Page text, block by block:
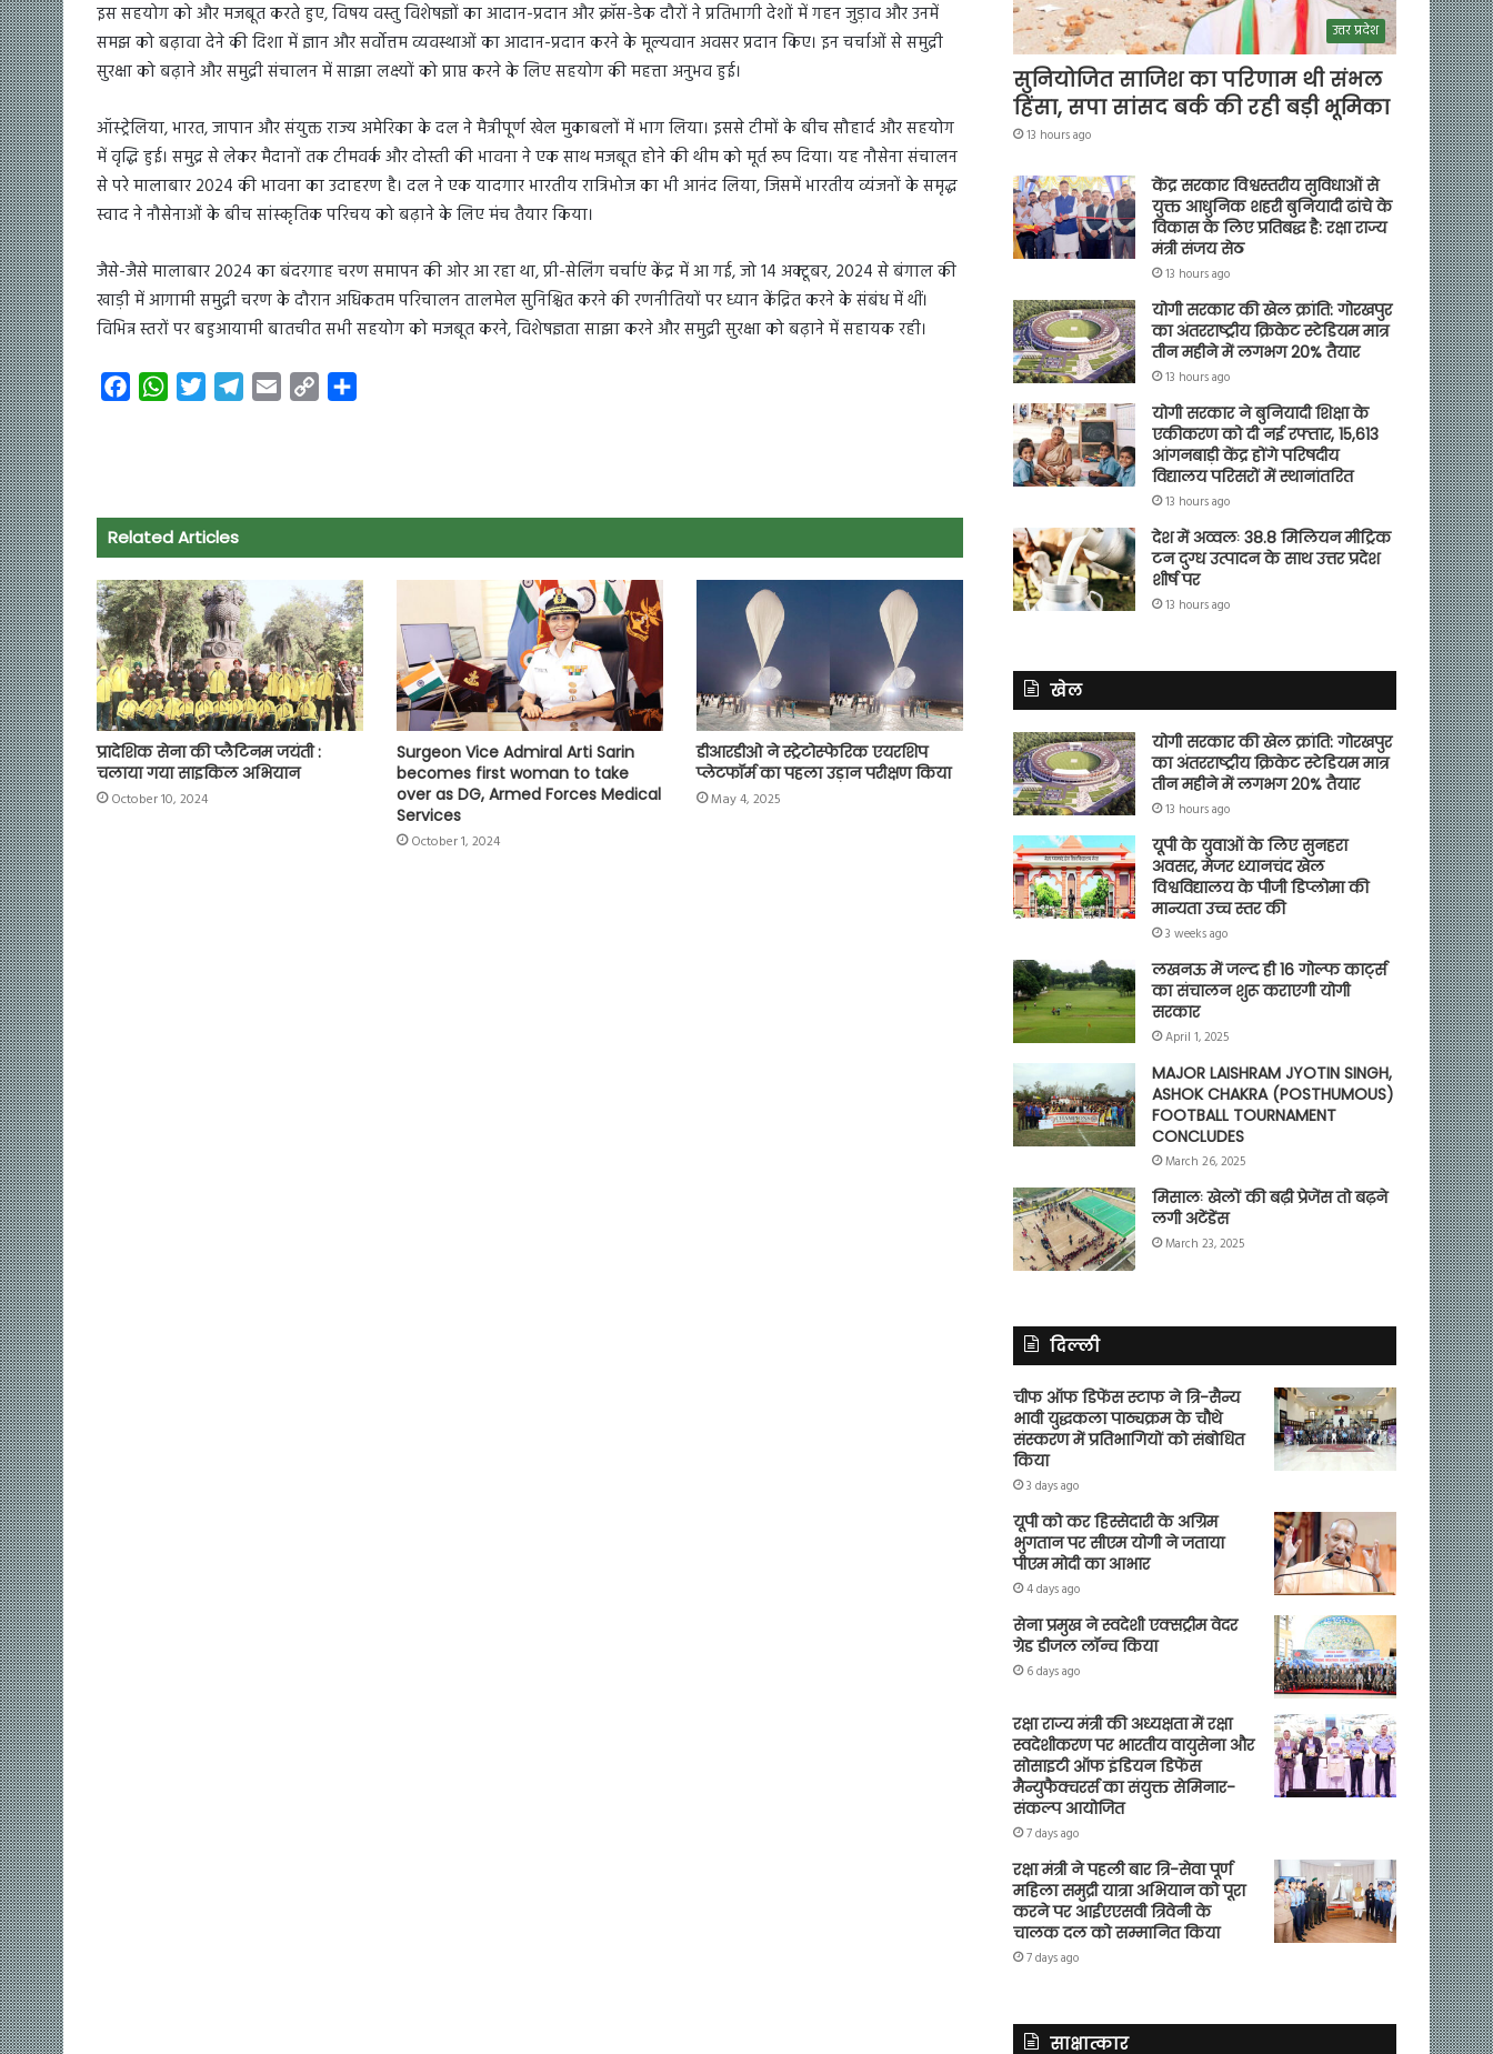
इस सहयोग को और मजबूत करते हुए, विषय वस्तु विशेषज्ञों का आदान-प्रदान और क्रॉस-डेक दौरों ने प्रतिभागी देशों में गहन जुड़ाव और उनमें
समझ को बढ़ावा देने की दिशा में ज्ञान और सर्वोत्तम व्यवस्थाओं का आदान-प्रदान करने के मूल्यवान अवसर प्रदान किए। इन चर्चाओं से समुद्री
सुरक्षा को बढ़ाने और समुद्री संचालन में साझा लक्ष्यों को प्राप्त करने के लिए सहयोग की महत्ता अनुभव हुई।
ऑस्ट्रेलिया, भारत, जापान और संयुक्त राज्य अमेरिका के दल ने मैत्रीपूर्ण खेल मुकाबलों में भाग लिया। इससे टीमों के बीच सौहार्द और सहयोग
में वृद्धि हुई। समुद्र से लेकर मैदानों तक टीमवर्क और दोस्ती की भावना ने एक साथ मजबूत होने की थीम को मूर्त रूप दिया। यह नौसेना संचालन
से परे मालाबार 2024 की भावना का उदाहरण है। दल ने एक यादगार भारतीय रात्रिभोज का भी आनंद लिया, जिसमें भारतीय व्यंजनों के समृद्ध
स्वाद ने नौसेनाओं के बीच सांस्कृतिक परिचय को बढ़ाने के लिए मंच तैयार किया।
जैसे-जैसे मालाबार 2024 का बंदरगाह चरण समापन की ओर आ रहा था, प्री-सेलिंग चर्चाएं केंद्र में आ गई, जो 14 अक्टूबर, 2024 से बंगाल की
खाड़ी में आगामी समुद्री चरण के दौरान अधिकतम परिचालन तालमेल सुनिश्चित करने की रणनीतियों पर ध्यान केंद्रित करने के संबंध में थीं।
विभिन्न स्तरों पर बहुआयामी बातचीत सभी सहयोग को मजबूत करने, विशेषज्ञता साझा करने और समुद्री सुरक्षा को बढ़ाने में सहायक रही।
o
o
k
W
A
p
p
e
r
a
m
n
k
Related Articles
प्रादेशिक सेना की प्लैटिनम जयंती :
चलाया गया साइकिल अभियान
October 10, 2024
Surgeon Vice Admiral Arti Sarin
becomes first woman to take
over as DG, Armed Forces Medical
Services
October 1, 2024
डीआरडीओ ने स्ट्रेटोस्फेरिक एयरशिप
प्लेटफॉर्म का पहला उड़ान परीक्षण किया
May 4, 2025
उत्तर प्रदेश
सुनियोजित साजिश का परिणाम थी संभल
हिंसा, सपा सांसद बर्क की रही बड़ी भूमिका
13 hours ago
केंद्र सरकार विश्वस्तरीय सुविधाओं से
युक्त आधुनिक शहरी बुनियादी ढांचे के
विकास के लिए प्रतिबद्ध है: रक्षा राज्य
मंत्री संजय सेठ
13 hours ago
योगी सरकार की खेल क्रांति: गोरखपुर
का अंतरराष्ट्रीय क्रिकेट स्टेडियम मात्र
तीन महीने में लगभग 20% तैयार
13 hours ago
योगी सरकार ने बुनियादी शिक्षा के
एकीकरण को दी नई रफ्तार, 15,613
आंगनबाड़ी केंद्र होंगे परिषदीय
विद्यालय परिसरों में स्थानांतरित
13 hours ago
देश में अव्वलः 38.8 मिलियन मीट्रिक
टन दुग्ध उत्पादन के साथ उत्तर प्रदेश
शीर्ष पर
13 hours ago
खेल
योगी सरकार की खेल क्रांति: गोरखपुर
का अंतरराष्ट्रीय क्रिकेट स्टेडियम मात्र
तीन महीने में लगभग 20% तैयार
13 hours ago
यूपी के युवाओं के लिए सुनहरा
अवसर, मेजर ध्यानचंद खेल
विश्वविद्यालय के पीजी डिप्लोमा की
मान्यता उच्च स्तर की
3 weeks ago
लखनऊ में जल्द ही 16 गोल्फ कार्ट्स
का संचालन शुरू कराएगी योगी
सरकार
April 1, 2025
MAJOR LAISHRAM JYOTIN SINGH,
ASHOK CHAKRA (POSTHUMOUS)
FOOTBALL TOURNAMENT
CONCLUDES
March 26, 2025
मिसालः खेलों की बढ़ी प्रेजेंस तो बढ़ने
लगी अटेंडेंस
March 23, 2025
दिल्ली
चीफ ऑफ डिफेंस स्टाफ ने त्रि-सैन्य
भावी युद्धकला पाठ्यक्रम के चौथे
संस्करण में प्रतिभागियों को संबोधित
किया
3 days ago
यूपी को कर हिस्सेदारी के अग्रिम
भुगतान पर सीएम योगी ने जताया
पीएम मोदी का आभार
4 days ago
सेना प्रमुख ने स्वदेशी एक्सट्रीम वेदर
ग्रेड डीजल लॉन्च किया
6 days ago
रक्षा राज्य मंत्री की अध्यक्षता में रक्षा
स्वदेशीकरण पर भारतीय वायुसेना और
सोसाइटी ऑफ इंडियन डिफेंस
मैन्युफैक्चरर्स का संयुक्त सेमिनार-
संकल्प आयोजित
7 days ago
रक्षा मंत्री ने पहली बार त्रि-सेवा पूर्ण
महिला समुद्री यात्रा अभियान को पूरा
करने पर आईएएसवी त्रिवेनी के
चालक दल को सम्मानित किया
7 days ago
साक्षात्कार